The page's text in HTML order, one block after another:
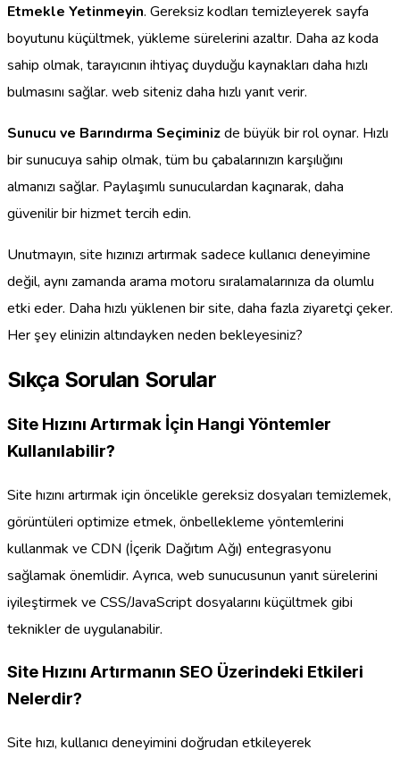
Etmekle Yetinmeyin. Gereksiz kodları temizleyerek sayfa
boyutunu küçültmek, yükleme sürelerini azaltır. Daha az koda
sahip olmak, tarayıcının ihtiyaç duyduğu kaynakları daha hızlı
bulmasını sağlar. web siteniz daha hızlı yanıt verir.
Sunucu ve Barındırma Seçiminizde büyük bir rol oynar. Hızlı
bir sunucuya sahip olmak, tüm bu çabalarınızın karşılığını
almanızı sağlar. Paylaşımlı sunuculardan kaçınarak, daha
güvenilir bir hizmet tercih edin.
Unutmayın, site hızınızı artırmak sadece kullanıcı deneyimine
değil, aynı zamanda arama motoru sıralamalarınıza da olumlu
etki eder. Daha hızlı yüklenen bir site, daha fazla ziyaretçi çeker.
Her şey elinizin altındayken neden bekleyesiniz?
Sıkça Sorulan Sorular
Site Hızını Artırmak İçin Hangi Yöntemler
Kullanılabilir?
Site hızını artırmak için öncelikle gereksiz dosyaları temizlemek,
görüntüleri optimize etmek, önbellekleme yöntemlerini
kullanmak ve CDN (İçerik Dağıtım Ağı) entegrasyonu
sağlamak önemlidir. Ayrıca, web sunucusunun yanıt sürelerini
iyileştirmek ve CSS/JavaScript dosyalarını küçültmek gibi
teknikler de uygulanabilir.
Site Hızını Artırmanın SEO Üzerindeki Etkileri
Nelerdir?
Site hızı, kullanıcı deneyimini doğrudan etkileyerek